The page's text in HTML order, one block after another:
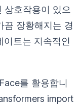
상호작용이 있으
끔 장황해지는 경
이트는 지속적인
를 활용합니
import